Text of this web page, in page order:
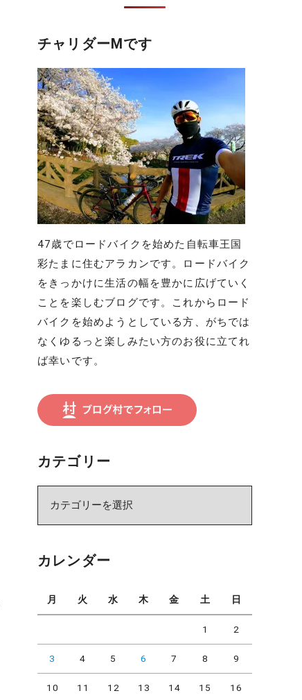
チャリダーMです
47歳でロードバイクを始めた自転車王国
彩たまに住むアラカンです。ロードバイク
をきっかけに生活の幅を豊かに広げていく
ことを楽しむブログです。これからロード
バイクを始めようとしている方、がちでは
なくゆるっと楽しみたい方のお役に立てれ
ば幸いです。
カテゴリー
リ
カレンダー
月 火 水 木 金 土 日
1 2
3 4 5 6 7 8 9
10 11 12 13 14 15 16